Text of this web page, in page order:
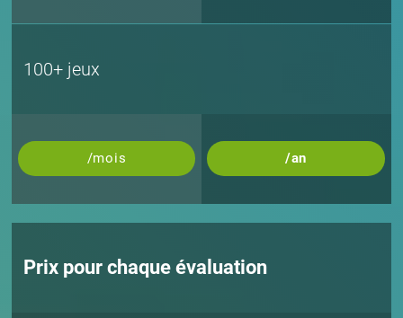
100+ jeux
/mois /an
Prix pour chaque évaluation